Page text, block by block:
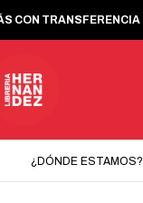
CON TRANSFERENCIA
¿DÓNDE ESTAMOS?